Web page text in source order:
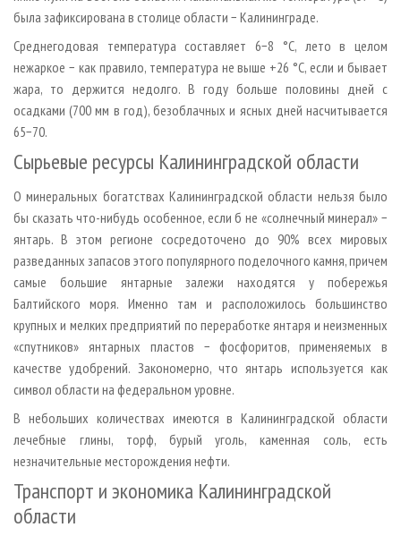
была зафиксирована в столице области − Калининграде.
Среднегодовая температура составляет 6−8 °C, лето в целом
нежаркое − как правило, температура не выше +26 °C, если и бывает
жара, то держится недолго. В году больше половины дней с
осадками (700 мм в год), безоблачных и ясных дней насчитывается
65−70.
Сырьевые ресурсы Калининградской области
О минеральных богатствах Калининградской области нельзя было
бы сказать что-нибудь особенное, если б не «солнечный минерал» −
янтарь. В этом регионе сосредоточено до 90% всех мировых
разведанных запасов этого популярного поделочного камня, причем
самые большие янтарные залежи находятся у побережья
Балтийского моря. Именно там и расположилось большинство
крупных и мелких предприятий по переработке янтаря и неизменных
«спутников» янтарных пластов − фосфоритов, применяемых в
качестве удобрений. Закономерно, что янтарь используется как
символ области на федеральном уровне.
В небольших количествах имеются в Калининградской области
лечебные глины, торф, бурый уголь, каменная соль, есть
незначительные месторождения нефти.
Транспорт и экономика Калининградской
области